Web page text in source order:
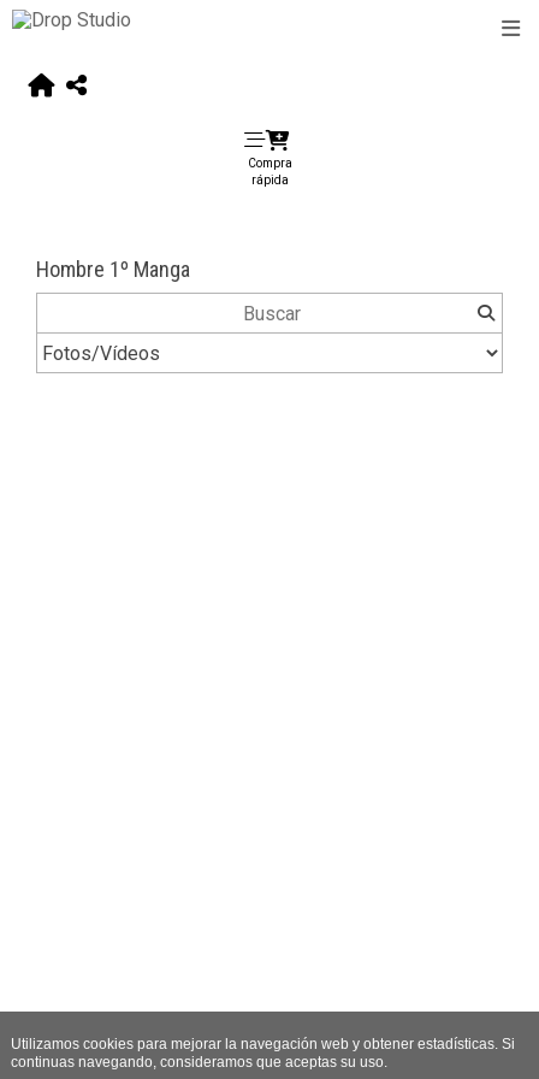
Compra
rápida
Hombre 1º Manga
Utilizamos cookies para mejorar la navegación web y obtener estadísticas. Si
continuas navegando, consideramos que aceptas su uso.